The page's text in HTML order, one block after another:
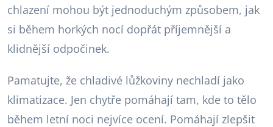
chlazení mohou být jednoduchým způsobem, jak
si během horkých nocí dopřát příjemnější a
klidnější odpočinek.
Pamatujte, že chladivé lůžkoviny nechladí jako
klimatizace. Jen chytře pomáhají tam, kde to tělo
během letní noci nejvíce ocení. Pomáhají zlepšit